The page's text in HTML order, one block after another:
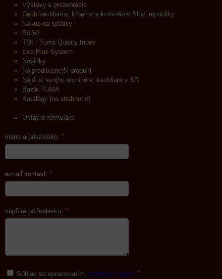
Výstavy a prezentácie
Cech kachliarov, krbárov a kominárov Slov. republiky
Nákup na splátky
Súťaž
TQI - Tuma Quality Index
Eco Plus System
Novinky
Najpredávanejší produkt
Nájdi si svojho kominára, kachliara v SR
Bazár TUMA
Katalógy (na stiahnutie)
Ostatné formuláre
meno a priezvisko: *
e-mail kontakt: *
napíšte požiadavku: *
Súhlas so spracovaním osobných údajov *